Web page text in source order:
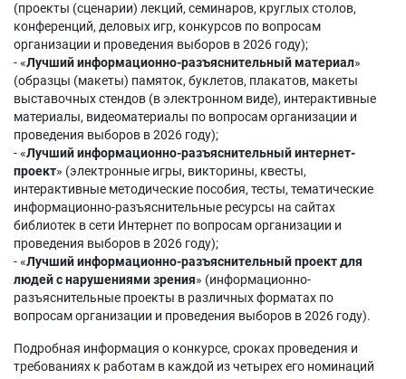
(проекты (сценарии) лекций, семинаров, круглых столов,
конференций, деловых игр, конкурсов по вопросам
организации и проведения выборов в 2026 году);
- «Лучший информационно-разъяснительный материал»
(образцы (макеты) памяток, буклетов, плакатов, макеты
выставочных стендов (в электронном виде), интерактивные
материалы, видеоматериалы по вопросам организации и
проведения выборов в 2026 году);
- «Лучший информационно-разъяснительный интернет-
проект» (электронные игры, викторины, квесты,
интерактивные методические пособия, тесты, тематические
информационно-разъяснительные ресурсы на сайтах
библиотек в сети Интернет по вопросам организации и
проведения выборов в 2026 году);
- «Лучший информационно-разъяснительный проект для
людей с нарушениями зрения» (информационно-
разъяснительные проекты в различных форматах по
вопросам организации и проведения выборов в 2026 году).
Подробная информация о конкурсе, сроках проведения и
требованиях к работам в каждой из четырех его номинаций